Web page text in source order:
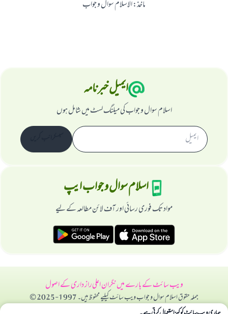
ماخذ:الاسلام سوال و جواب
ایمیل خبرنامہ
اسلام سوال و جواب کی میلنگ لسٹ میں شامل ہوں
اسلام سوال و جواب ایپ
مواد تک فوری رسائی اور آف لائن مطالعہ کے لیے
ویب سائٹ کے بارے میںنگران اعلیراز داری کے اصول
جملہ حقوق اسلام سوال و جواب ویب سائٹ کیلیے محفوظ ہیں۔ 1997-2025 ©